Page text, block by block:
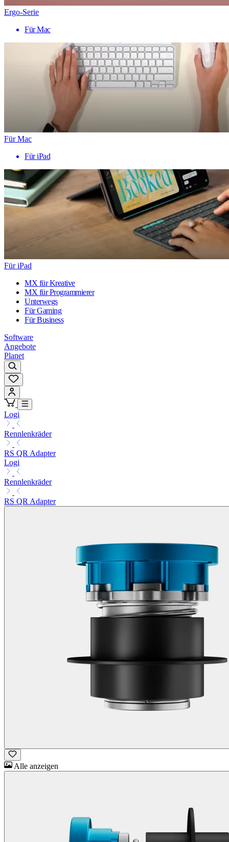
Ergo-Serie
Für Mac
Für Mac
Für iPad
Für iPad
MX für Kreative
MX für Programmierer
Unterwegs
Für Gaming
Für Business
Software
Angebote
Planet
Logi
Rennlenkräder
RS QR Adapter
Logi
Rennlenkräder
RS QR Adapter
Alle anzeigen